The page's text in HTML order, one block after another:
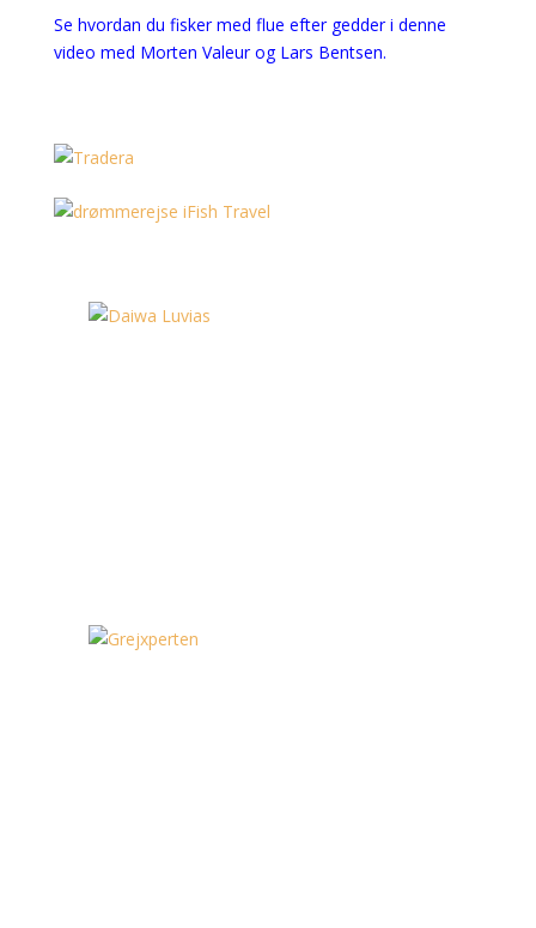
Se hvordan du fisker med flue efter gedder i denne
video med Morten Valeur og Lars Bentsen.